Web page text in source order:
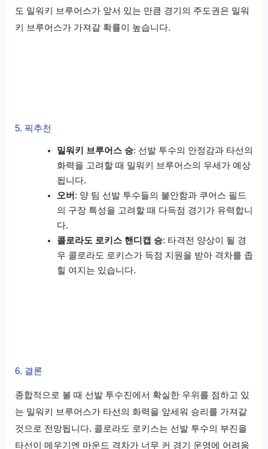
도 밀워키 브루어스가 앞서 있는 만큼 경기의 주도권은 밀워
키 브루어스가 가져갈 확률이 높습니다.
5. 픽추천
밀워키 브루어스 승: 선발 투수의 안정감과 타선의
화력을 고려할 때 밀워키 브루어스의 우세가 예상
됩니다.
오버 : 양 팀 선발 투수들의 불안함과 쿠어스 필드
의 구장 특성을 고려할 때 다득점 경기가 유력합니
다.
콜로라도 로키스 핸디캡 승: 타격전 양상이 될 경
우 콜로라도 로키스가 득점 지원을 받아 격차를 좁
힐 여지는 있습니다.
6. 결론
종합적으로 볼 때 선발 투수진에서 확실한 우위를 점하고 있
는 밀워키 브루어스가 타선의 화력을 앞세워 승리를 가져갈
것으로 전망됩니다. 콜로라도 로키스는 선발 투수의 부진을
타선이 메우기엔 마운드 격차가 너무 커 경기 운영에 어려움